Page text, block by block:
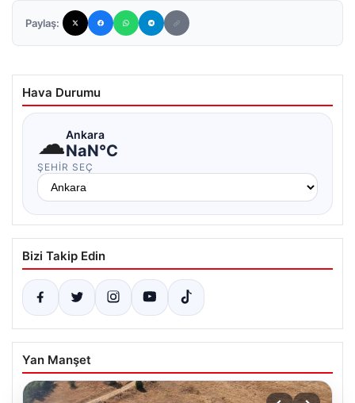
Paylaş:
Hava Durumu
☁Ankara
NaN°C
ŞEHIR SEÇ
Bizi Takip Edin
Yan Manşet